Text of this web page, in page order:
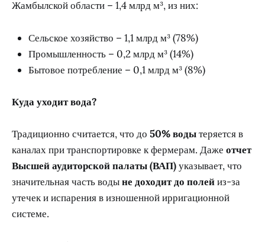
Жамбылской области – 1,4 млрд м³, из них:
Сельское хозяйство – 1,1 млрд м³ (78%)
Промышленность – 0,2 млрд м³ (14%)
Бытовое потребление – 0,1 млрд м³ (8%)
Куда уходит вода?
Традиционно считается, что до 50% водытеряется в
каналах при транспортировке к фермерам. Даже отчет
Высшей аудиторской палаты (ВАП)указывает, что
значительная часть водыне доходит до полейиз-за
утечек и испарения в изношенной ирригационной
системе.